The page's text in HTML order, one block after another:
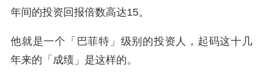
年间的投资回报倍数高达15。
他就是一个「巴菲特」级别的投资人，起码这十几
年来的「成绩」是这样的。